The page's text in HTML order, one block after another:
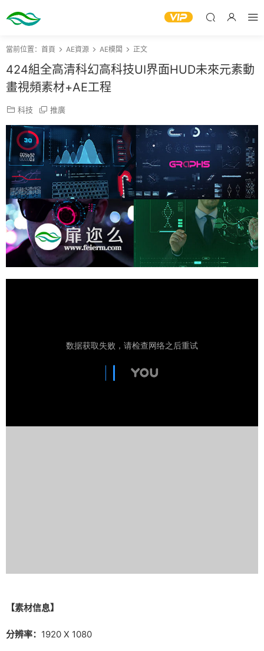
當前位置： 首頁 AE資源 AE模闆 正文
424組全高清科幻高科技UI界面HUD未來元素動
畫視頻素材+AE工程
科技 推廣
【素材信息】
分辨率： 1920 X 1080